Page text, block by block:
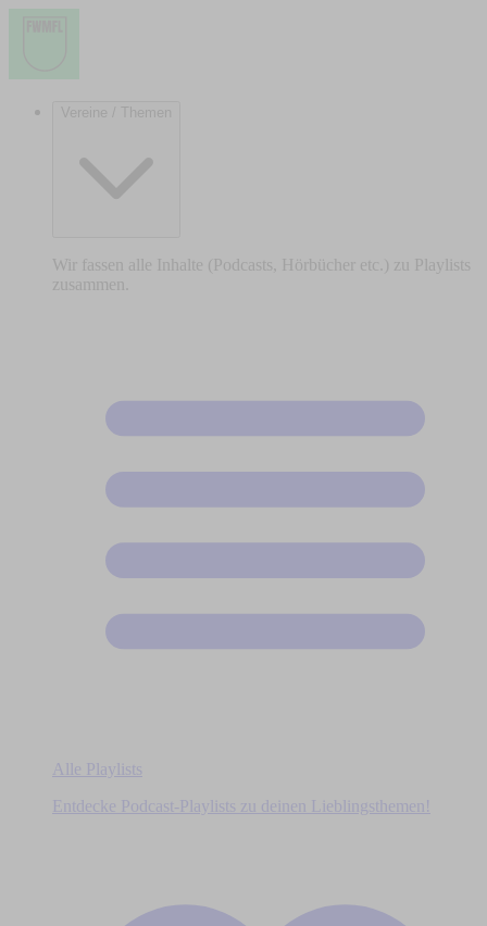
Vereine / Themen
Wir fassen alle Inhalte (Podcasts, Hörbücher etc.) zu Playlists
zusammen.
Alle Playlists
Entdecke Podcast-Playlists zu deinen Lieblingsthemen!